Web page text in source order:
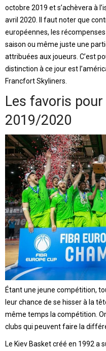
octobre 2019 et s’achèvera à
avril 2020. Il faut noter que
européennes, les
saison ou même juste une
attribuées aux joueurs. C’est
distinction à ce jour est
Francfort Skyliners.
Les favoris
2019/2020
Étant une jeune compétition,
leur chance de se hisser à la
même temps la compétition.
clubs qui peuvent faire la
Le Kiev Basket créé en 1992